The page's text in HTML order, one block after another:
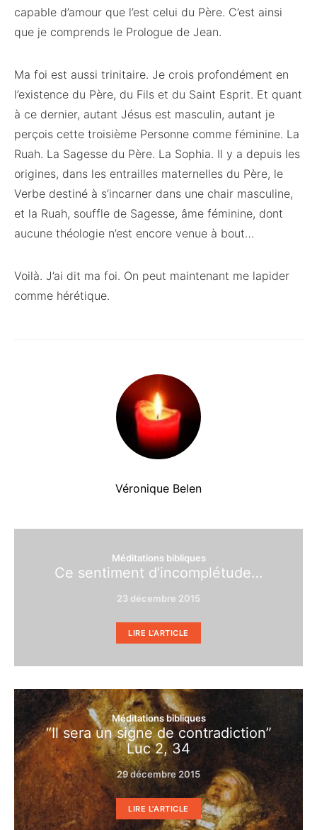
capable d’amour que l’est celui du Père. C’est ainsi
que je comprends le Prologue de Jean.
Ma foi est aussi trinitaire. Je crois profondément en
l’existence du Père, du Fils et du Saint Esprit. Et quant
à ce dernier, autant Jésus est masculin, autant je
perçois cette troisième Personne comme féminine. La
Ruah. La Sagesse du Père. La Sophia. Il y a depuis les
origines, dans les entrailles maternelles du Père, le
Verbe destiné à s’incarner dans une chair masculine,
et la Ruah, souffle de Sagesse, âme féminine, dont
aucune théologie n’est encore venue à bout…
Voilà. J’ai dit ma foi. On peut maintenant me lapider
comme hérétique.
Véronique Belen
Méditations bibliques
Ce sentiment d’incomplétude…
23 décembre 2015
LIRE L'ARTICLE
Méditations bibliques
“Il sera un signe de contradiction”
Luc 2, 34
29 décembre 2015
LIRE L'ARTICLE